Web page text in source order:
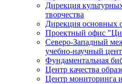
Дирекция
творчества
Дирекция основных
Проектный офис
Северо-Западный
учебно-научный
Фундаментальная
Центр качества
Центр мониторинга